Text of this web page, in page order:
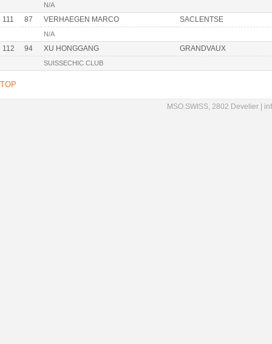
N/A
111 87 VERHAEGEN MARCO SACLENTSE
N/A
112 94 XU HONGGANG GRANDVAUX
SUISSECHIC CLUB
TOP
MSO.SWISS, 2802 Develier |